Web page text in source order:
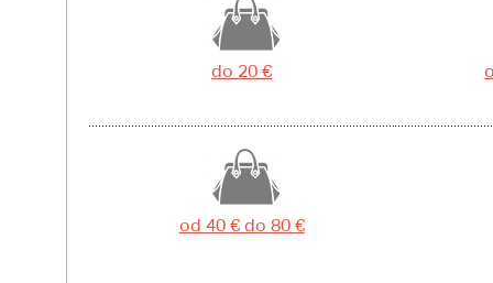
do 20 €
od 40 € do 80 €